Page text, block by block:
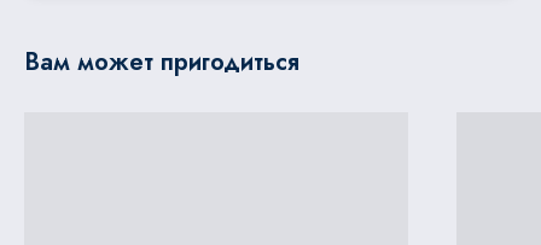
Вам может пригодиться